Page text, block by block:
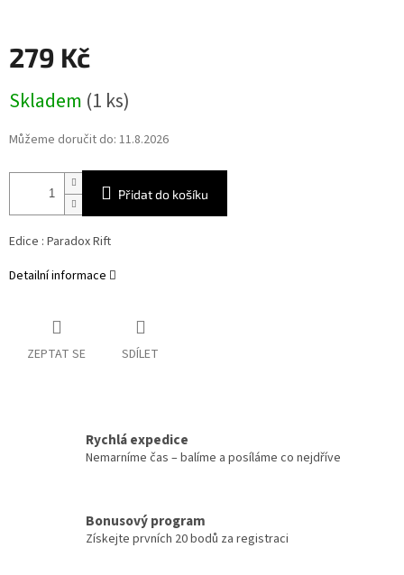
279 Kč
cena:
Skladem (1 ks)
Můžeme doručit do: 11.8.2026
Přidat do košíku
Edice : Paradox Rift
Detailní informace
ZEPTAT SE SDÍLET
Rychlá expedice
Nemarníme čas – balíme a posíláme co nejdříve
Bonusový program
Získejte prvních 20 bodů za registraci